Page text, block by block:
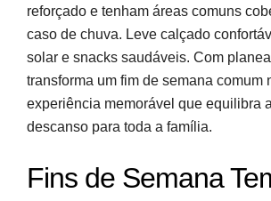
reforçado e tenham áreas comuns
caso de chuva. Leve calçado
solar e snacks saudáveis. Com
transforma um fim de semana comum
experiência memorável que equilibra
descanso para toda a família.
Fins de Semana